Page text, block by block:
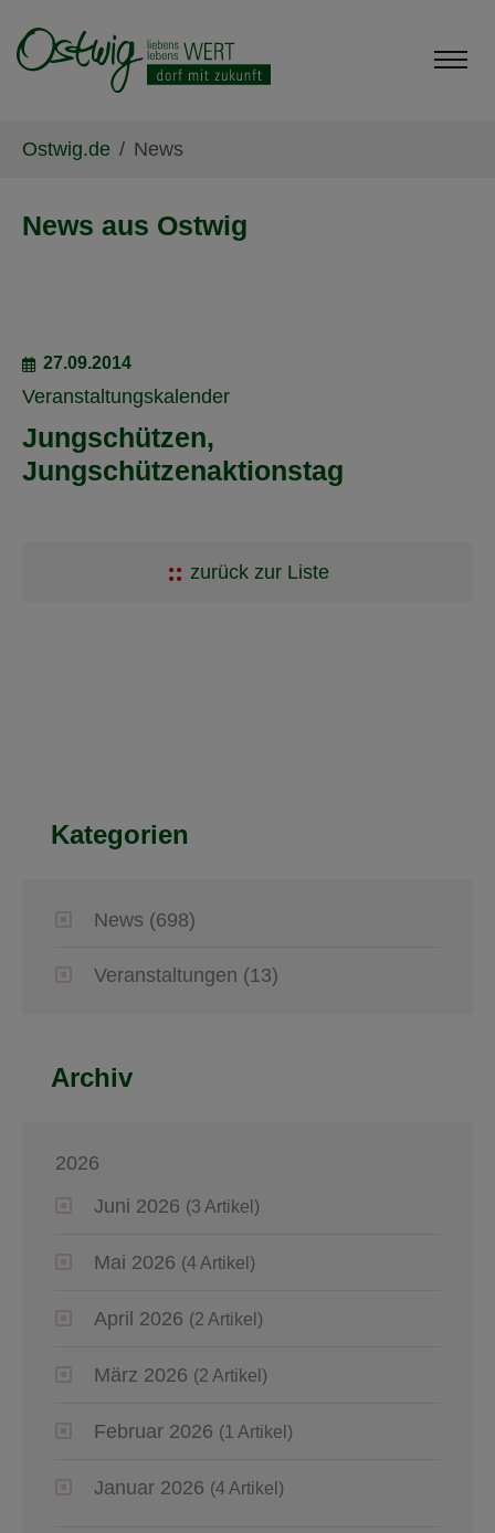
Ostwig.de News
News aus Ostwig
27.09.2014
Veranstaltungskalender
Jungschützen,
Jungschützenaktionstag
zurück zur Liste
Kategorien
News (698)
Veranstaltungen (13)
Archiv
2026
Juni 2026 (3 Artikel)
Mai 2026 (4 Artikel)
April 2026 (2 Artikel)
März 2026 (2 Artikel)
Februar 2026 (1 Artikel)
Januar 2026 (4 Artikel)